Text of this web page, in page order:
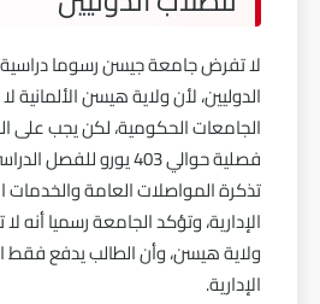
لا تفرض جامعة جيسن رسوما
الدوليين، لأن ولاية هيسن
الجامعات الحكومية، لكن يجب على
فصلية حوالي 403 يورو
تذكرة المواصلات العامة والخدمات
الإدارية، وتؤكد الجامعة رسميا
ولاية هيسن، وأن الطالب يدفع فقط
الإدارية.